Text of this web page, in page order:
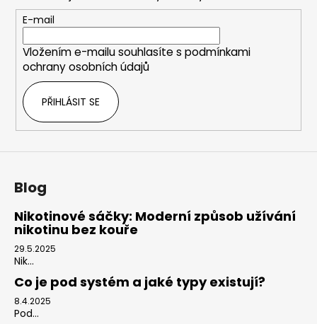
c
í
p
r
ý
p
E-mail
Vložením e-mailu souhlasíte s podmínkami
ochrany osobních údajů
PŘIHLÁSIT SE
Blog
Nikotinové sáčky: Moderní způsob užívání
nikotinu bez kouře
29.5.2025
Nik...
Co je pod systém a jaké typy existují?
8.4.2025
Pod...